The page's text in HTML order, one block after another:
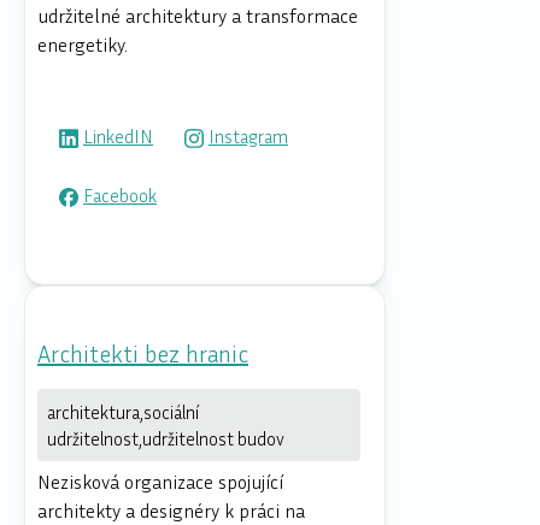
udržitelné architektury a transformace
energetiky.
LinkedIN Instagram
Facebook
Architekti bez hranic
architektura,sociální
udržitelnost,udržitelnost budov
Nezisková organizace spojující
architekty a designéry k práci na